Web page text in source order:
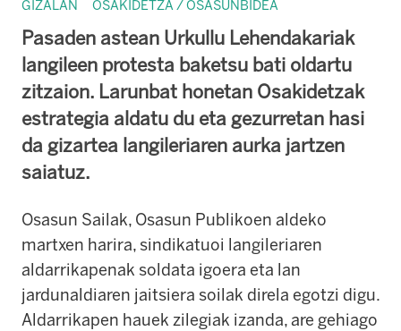
GIZALAN OSAKIDETZA / OSASUNBIDEA
Pasaden astean Urkullu Lehendakariak
langileen protesta baketsu bati oldartu
zitzaion. Larunbat honetan Osakidetzak
estrategia aldatu du eta gezurretan hasi
da gizartea langileriaren aurka jartzen
saiatuz.
Osasun Sailak, Osasun Publikoen aldeko
martxen harira, sindikatuoi langileriaren
aldarrikapenak soldata igoera eta lan
jardunaldiaren jaitsiera soilak direla egotzi digu.
Aldarrikapen hauek zilegiak izanda, are gehiago